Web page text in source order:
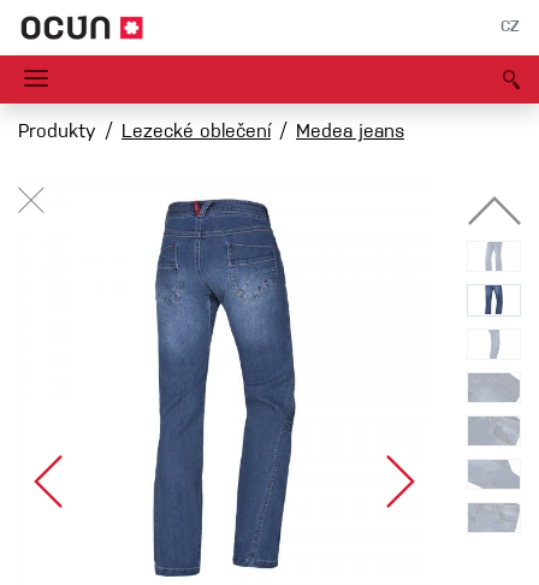
CZ
Produkty Lezecké oblečení Medea jeans